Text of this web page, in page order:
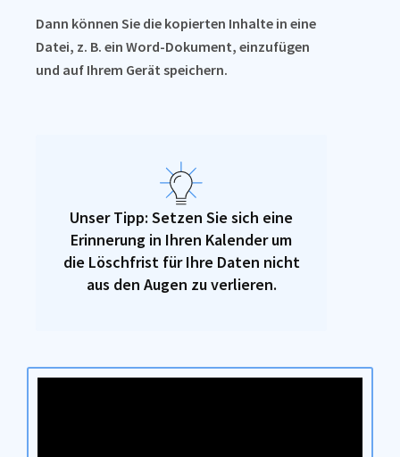
Dann können Sie die kopierten Inhalte in eine
Datei, z. B. ein Word-Dokument, einzufügen
und auf Ihrem Gerät speichern.
Unser Tipp: Setzen Sie sich eine
Erinnerung in Ihren Kalender um
die Löschfrist für Ihre Daten nicht
aus den Augen zu verlieren.